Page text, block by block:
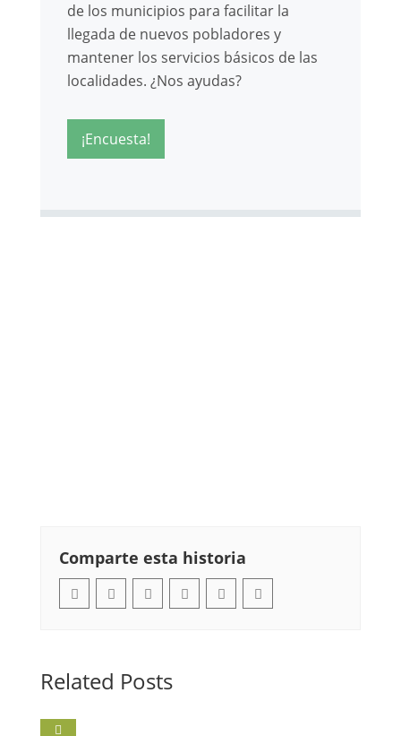
de los municipios para facilitar la
llegada de nuevos pobladores y
mantener los servicios básicos de las
localidades. ¿Nos ayudas?
¡Encuesta!
Comparte esta historia
Related Posts